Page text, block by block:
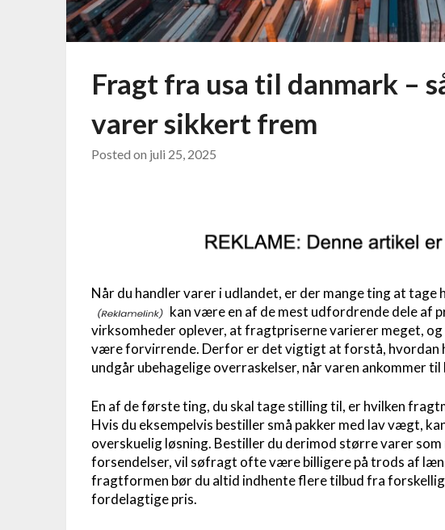
Fragt fra usa til danmark –
varer sikkert frem
Posted on juli 25, 2025
Når du handler varer i udlandet, er der mange ting at tage
kan være en af de mest udfordrende dele af
virksomheder oplever, at fragtpriserne varierer meget,
være forvirrende. Derfor er det vigtigt at forstå, hvordan
undgår ubehagelige overraskelser, når varen ankommer til
En af de første ting, du skal tage stilling til, er hvilken
Hvis du eksempelvis bestiller små pakker med lav vægt,
overskuelig løsning. Bestiller du derimod større varer
forsendelser, vil søfragt ofte være billigere på trods af
fragtformen bør du altid indhente flere tilbud fra
fordelagtige pris.